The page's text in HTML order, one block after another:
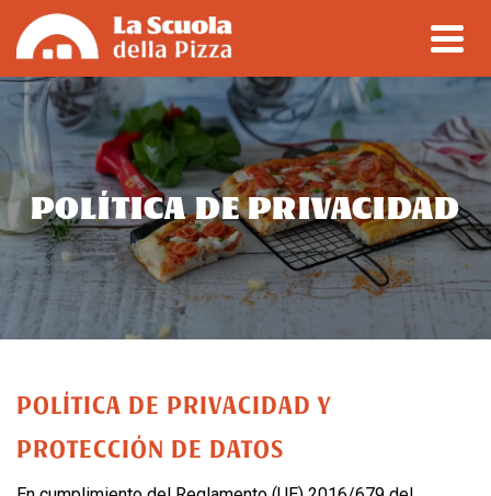
POLÍTICA DE PRIVACIDAD
POLÍTICA DE PRIVACIDAD Y
PROTECCIÓN DE DATOS